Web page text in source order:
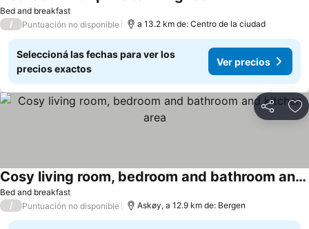
Bed and breakfast
/ Puntuación no disponible a 13.2 km de: Centro de la ciudad
Seleccioná las fechas para ver los
precios exactos
Ver precios
Compartir
Bed and breakfast
Cosy living room, bedroom and bathroom and kitchen area
/ Puntuación no disponible Askøy, a 12.9 km de: Bergen